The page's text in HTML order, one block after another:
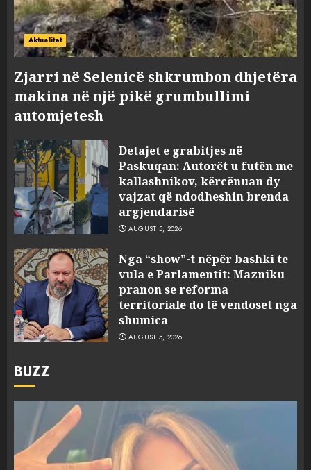
Aktualitet
Zjarri në Selenicë shkrumbon dhjetëra
makina në një pikë grumbullimi
automjetesh
Detajet e grabitjes në
Paskuqan: Autorët u futën me
kallashnikov, kërcënuan dy
vajzat që ndodheshin brenda
argjendarisë
AUGUST 5, 2026
Nga “show”-t nëpër bashki te
vula e Parlamentit: Mazniku
pranon se reforma
territoriale do të vendoset nga
shumica
AUGUST 5, 2026
BUZZ